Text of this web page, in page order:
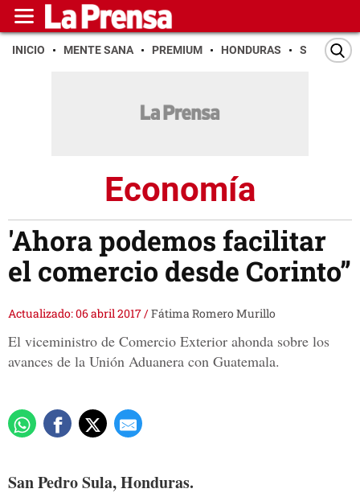
INICIO MENTE SANA PREMIUM HONDURAS SAN PEDRO
Economía
'Ahora podemos facilitar
el comercio desde Corinto”
Actualizado: 06 abril 2017/Fátima Romero Murillo
El viceministro de Comercio Exterior ahonda sobre los
avances de la Unión Aduanera con Guatemala.
San Pedro Sula, Honduras.